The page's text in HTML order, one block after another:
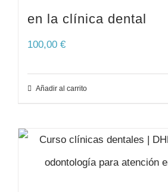
en la clínica dental
100,00 €
Añadir al carrito